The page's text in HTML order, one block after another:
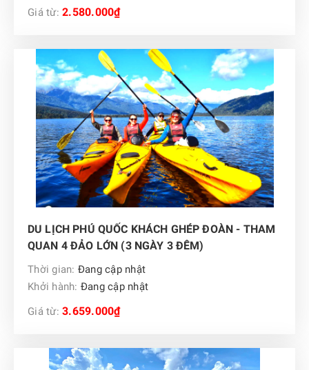
Giá từ: 2.580.000₫
DU LỊCH PHÚ QUỐC KHÁCH GHÉP ĐOÀN - THAM
QUAN 4 ĐẢO LỚN (3 NGÀY 3 ĐÊM)
Thời gian: Đang cập nhật
Khởi hành: Đang cập nhật
Giá từ: 3.659.000₫